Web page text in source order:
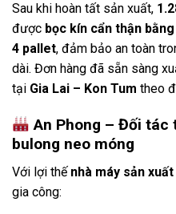
Sau khi hoàn tất sản xuất,
được bọc kín cẩn thận
4 pallet, đảm bảo an toàn
dài. Đơn hàng đã sẵn sàng
tại Gia Lai – Kon Tum theo
An Phong – Đối tác
bulong neo móng
Với lợi thế nhà máy sản
gia công: